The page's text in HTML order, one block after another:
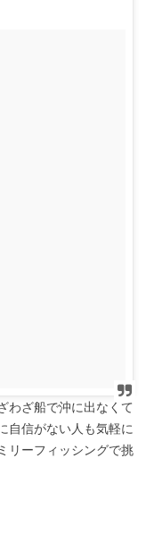
わざ船で沖に出なくて
自信がない人も気軽に
リーフィッシングで挑